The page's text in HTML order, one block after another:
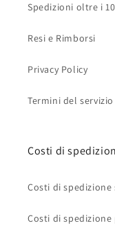
Spedizioni oltre i
Resi e Rimborsi
Privacy Policy
Termini del servizio
Costi di
Costi di
Costi di spedizione